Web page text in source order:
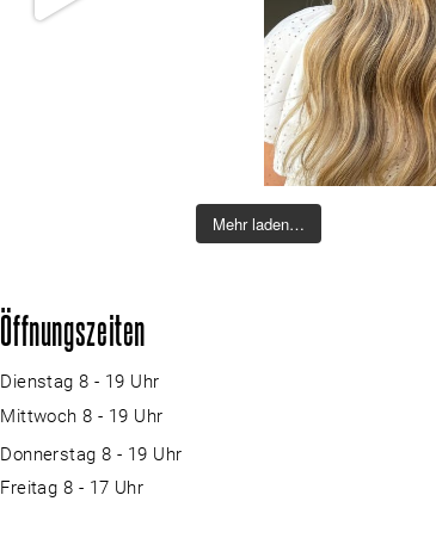
Mehr laden…
Öffnungszeiten
Dienstag 8 - 19 Uhr
Mittwoch 8 - 19 Uhr
Donnerstag 8 - 19 Uhr
Freitag 8 - 17 Uhr